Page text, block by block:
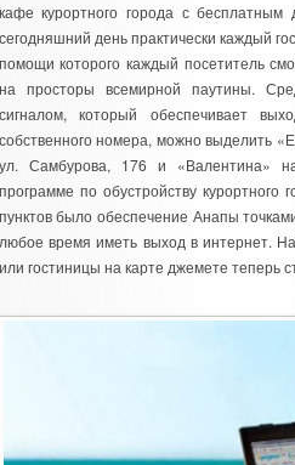
курортного города с
день практически каждый
которого каждый посетитель
просторы всемирной паутины.
который обеспечивает
номера, можно выделить
Самбурова, 176 и «Валентина»
по обустройству курортного
было обеспечение Анапы
время иметь выход в интернет.
гостиницы на карте джемете теперь